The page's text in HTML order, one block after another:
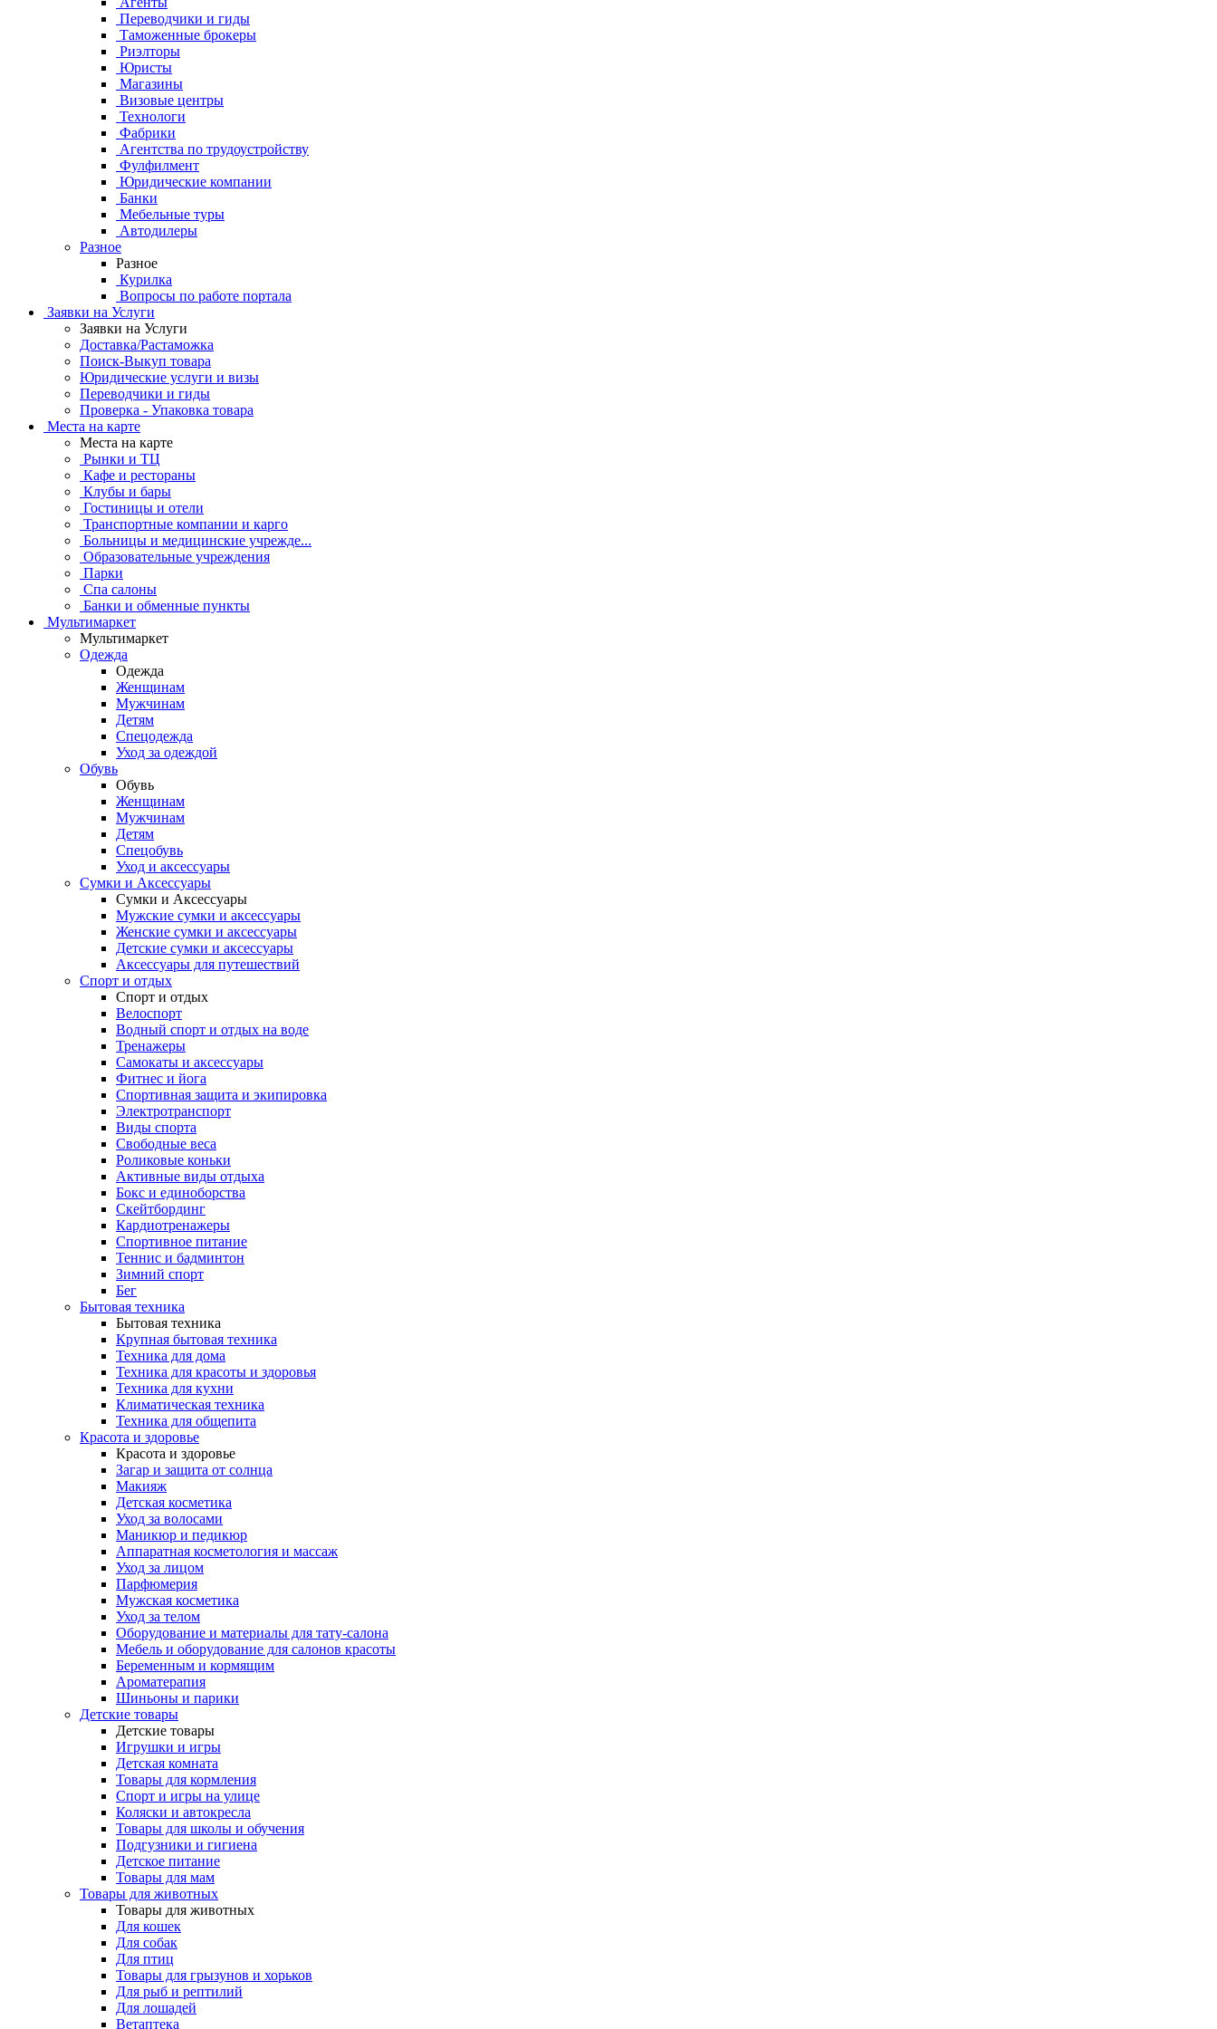
Переводчики и гиды
Таможенные брокеры
Риэлторы
Юристы
Магазины
Визовые центры
Технологи
Фабрики
Агентства по трудоустройству
Фулфилмент
Юридические компании
Банки
Мебельные туры
Автодилеры
Разное
Разное
Курилка
Вопросы по работе портала
Заявки на Услуги
Заявки на Услуги
Доставка/Растаможка
Поиск-Выкуп товара
Юридические услуги и визы
Переводчики и гиды
Проверка - Упаковка товара
Места на карте
Места на карте
Рынки и ТЦ
Кафе и рестораны
Клубы и бары
Гостиницы и отели
Транспортные компании и карго
Больницы и медицинские учрежде...
Образовательные учреждения
Парки
Спа салоны
Банки и обменные пункты
Мультимаркет
Мультимаркет
Одежда
Одежда
Женщинам
Мужчинам
Детям
Спецодежда
Уход за одеждой
Обувь
Обувь
Женщинам
Мужчинам
Детям
Спецобувь
Уход и аксессуары
Сумки и Аксессуары
Сумки и Аксессуары
Мужские сумки и аксессуары
Женские сумки и аксессуары
Детские сумки и аксессуары
Аксессуары для путешествий
Спорт и отдых
Спорт и отдых
Велоспорт
Водный спорт и отдых на воде
Тренажеры
Самокаты и аксессуары
Фитнес и йога
Спортивная защита и экипировка
Электротранспорт
Виды спорта
Свободные веса
Роликовые коньки
Активные виды отдыха
Бокс и единоборства
Скейтбординг
Кардиотренажеры
Спортивное питание
Теннис и бадминтон
Зимний спорт
Бег
Бытовая техника
Бытовая техника
Крупная бытовая техника
Техника для дома
Техника для красоты и здоровья
Техника для кухни
Климатическая техника
Техника для общепита
Красота и здоровье
Красота и здоровье
Загар и защита от солнца
Макияж
Детская косметика
Уход за волосами
Маникюр и педикюр
Аппаратная косметология и массаж
Уход за лицом
Парфюмерия
Мужская косметика
Уход за телом
Оборудование и материалы для тату-салона
Мебель и оборудование для салонов красоты
Беременным и кормящим
Ароматерапия
Шиньоны и парики
Детские товары
Детские товары
Игрушки и игры
Детская комната
Товары для кормления
Спорт и игры на улице
Коляски и автокресла
Товары для школы и обучения
Подгузники и гигиена
Детское питание
Товары для мам
Товары для животных
Товары для животных
Для кошек
Для собак
Для птиц
Товары для грызунов и хорьков
Для рыб и рептилий
Для лошадей
Ветаптека